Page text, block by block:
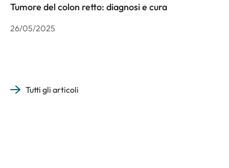
Tumore del colon retto: diagnosi e cura
26/05/2025
Tutti gli articoli